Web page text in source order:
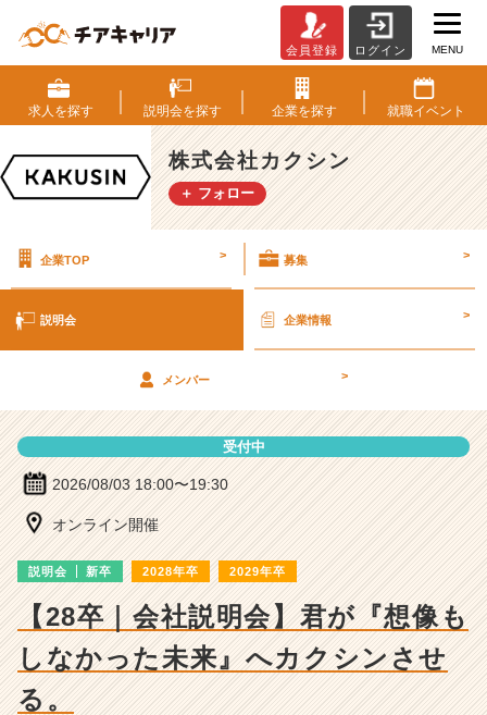
式
会
社
カ
ク
シ
明
細
|
ー・
企
業
か
ら
ス
カ
会員登録 ログイン MENU
求人を探す 説明会を探す 企業を探す 就職イベント
株式会社カクシン
＋ フォロー
企業TOP > 募集 >
説明会 企業情報 >
メンバー >
受付中
2026/08/03 18:00〜19:30
オンライン開催
説明会 新卒 2028年卒 2029年卒
【28卒｜会社説明会】君が『想像も
しなかった未来』へカクシンさせ
る。